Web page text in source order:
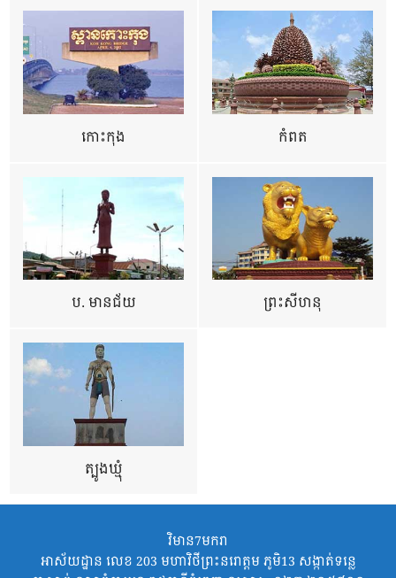
កោះកុង កំពត
ប. មានជ័យ ព្រះសីហនុ
ត្បូងឃ្មុំ
វិមាន7មករា
អាស័យដ្ឋាន លេខ 203 មហាវិថីព្រះនរោត្តម ភូមិ13 សង្កាត់ទន្លេ